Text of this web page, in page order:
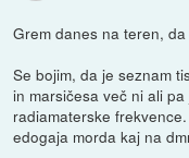
Grem danes na teren,
Se bojim, da je seznam
in marsičesa več ni ali
radiamaterske
edogaja morda kaj na